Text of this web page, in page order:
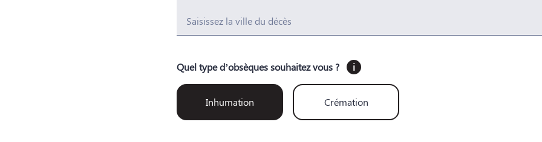
Saisissez la ville du décès
Quel type d’obsèques souhaitez vous ? i
Inhumation Crémation